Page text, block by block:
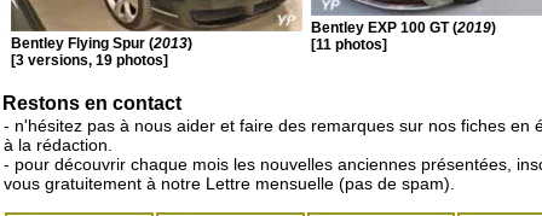
Bentley Flying Spur (2013)
[3 versions, 19 photos]
Bentley EXP 100 GT (2019)
[11 photos]
Restons en contact
- n'hésitez pas à nous aider et faire des remarques sur nos fiches en
à la rédaction.
- pour découvrir chaque mois les nouvelles anciennes présentées,
vous gratuitement à notre Lettre mensuelle (pas de spam).